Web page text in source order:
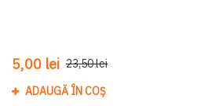
5,00 lei 23,50 lei
ADAUGĂ ÎN COȘ